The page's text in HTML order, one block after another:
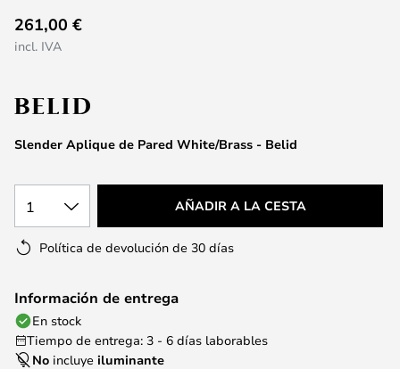
comienzo
la
galería
deSlender Aplique de Pared White/Brass - Belid
261,00 €
incl. IVA
1 AÑADIR A LA CESTA
Política de devolución de 30 días
Información de entrega
En stock
Tiempo de entrega: 3 - 6 días laborables
No incluye iluminante